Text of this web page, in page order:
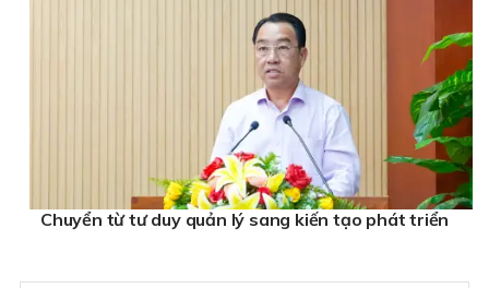
Chuyển từ tư duy quản lý sang kiến tạo phát triển